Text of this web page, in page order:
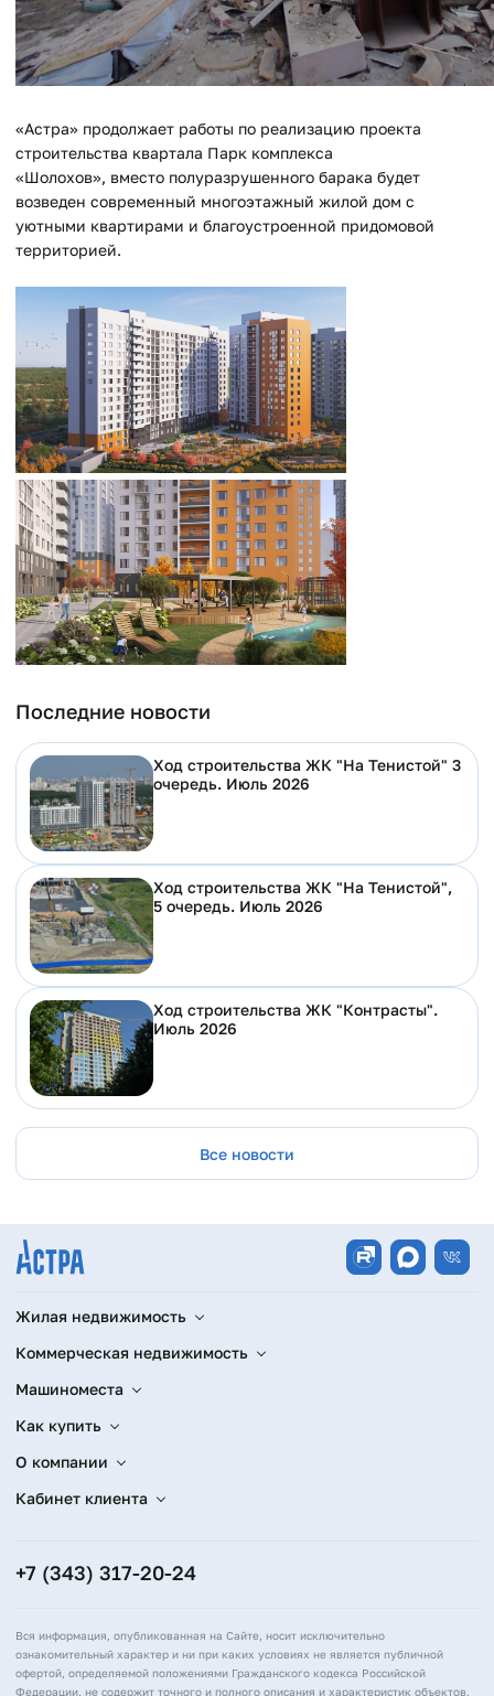
«Астра» продолжает работы по реализацию проекта
строительства квартала Парк комплекса
«Шолохов», вместо полуразрушенного барака будет
возведен современный многоэтажный жилой дом с
уютными квартирами и благоустроенной придомовой
территорией.
Последние новости
Ход строительства ЖК "На Тенистой" 3
очередь. Июль 2026
Ход строительства ЖК "На Тенистой",
5 очередь. Июль 2026
Ход строительства ЖК "Контрасты".
Июль 2026
Все новости
Жилая недвижимость
Коммерческая недвижимость
Машиноместа
Как купить
О компании
Кабинет клиента
+7 (343) 317-20-24
Вся информация, опубликованная на Сайте, носит исключительно
ознакомительный характер и ни при каких условиях не является публичной
офертой, определяемой положениями Гражданского кодекса Российской
Федерации, не содержит точного и полного описания и характеристик объектов,